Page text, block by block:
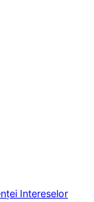
Intereselor